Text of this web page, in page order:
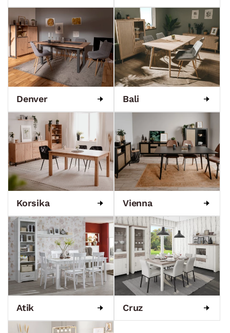
Denver Bali
Korsika Vienna
Atik Cruz